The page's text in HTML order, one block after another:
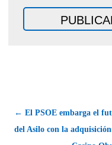
← El PSOE embarga el
del Asilo con la adquisición